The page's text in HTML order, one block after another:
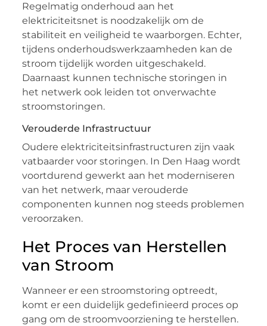
Regelmatig onderhoud aan het
elektriciteitsnet is noodzakelijk om de
stabiliteit en veiligheid te waarborgen. Echter,
tijdens onderhoudswerkzaamheden kan de
stroom tijdelijk worden uitgeschakeld.
Daarnaast kunnen technische storingen in
het netwerk ook leiden tot onverwachte
stroomstoringen.
Verouderde Infrastructuur
Oudere elektriciteitsinfrastructuren zijn vaak
vatbaarder voor storingen. In Den Haag wordt
voortdurend gewerkt aan het moderniseren
van het netwerk, maar verouderde
componenten kunnen nog steeds problemen
veroorzaken.
Het Proces van Herstellen
van Stroom
Wanneer er een stroomstoring optreedt,
komt er een duidelijk gedefinieerd proces op
gang om de stroomvoorziening te herstellen.